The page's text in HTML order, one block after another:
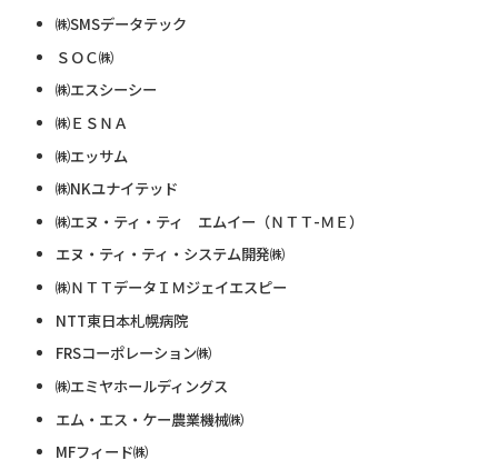
㈱SMSデータテック
ＳＯＣ㈱
㈱エスシーシー
㈱ＥＳＮＡ
㈱エッサム
㈱NKユナイテッド
㈱エヌ・ティ・ティ エムイー（ＮＴＴ-ＭＥ）
エヌ・ティ・ティ・システム開発㈱
㈱ＮＴＴデータＩＭジェイエスピー
NTT東日本札幌病院
FRSコーポレーション㈱
㈱エミヤホールディングス
エム・エス・ケー農業機械㈱
MFフィード㈱